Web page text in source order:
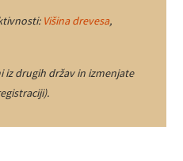
Višina drevesa,
iz drugih držav in izmenjate